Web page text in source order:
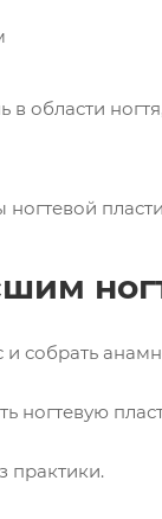
области
собрать
ногтевую
практики.